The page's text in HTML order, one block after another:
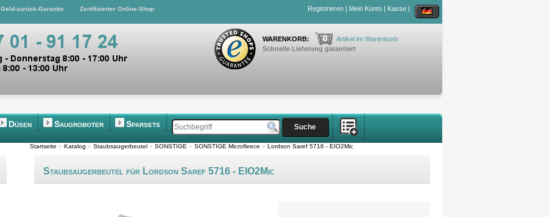
Geld-zurück-Garantie Zertifizierter Online-Shop Registrieren | Mein Konto | Kasse |
WARENKORB: 0
Artikel im Warenkorb
Schnelle Lieferung garantiert
Düsen Saugroboter Sparsets
Startseite » Katalog » Staubsaugerbeutel » SONSTIGE » SONSTIGE Microfleece » Lordson Saref 5716 - EIO2Mic
Staubsaugerbeutel für Lordson Saref 5716 - EIO2Mic